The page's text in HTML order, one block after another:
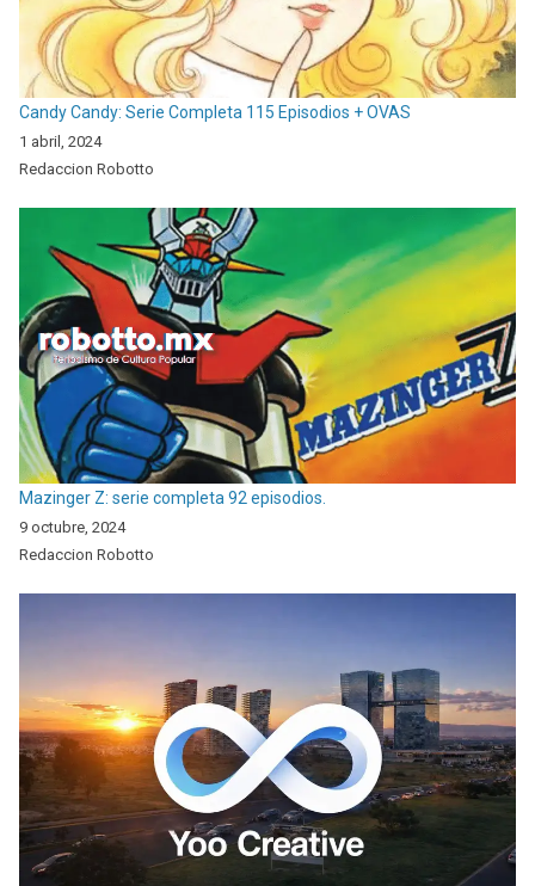
Candy Candy: Serie Completa 115 Episodios + OVAS
1 abril, 2024
Redaccion Robotto
Mazinger Z: serie completa 92 episodios.
9 octubre, 2024
Redaccion Robotto